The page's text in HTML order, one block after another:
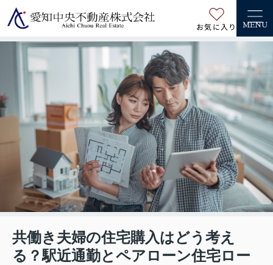
お気に入り MENU
共働き夫婦の住宅購入はどう考え
る？駅近通勤とペアローン住宅ロー